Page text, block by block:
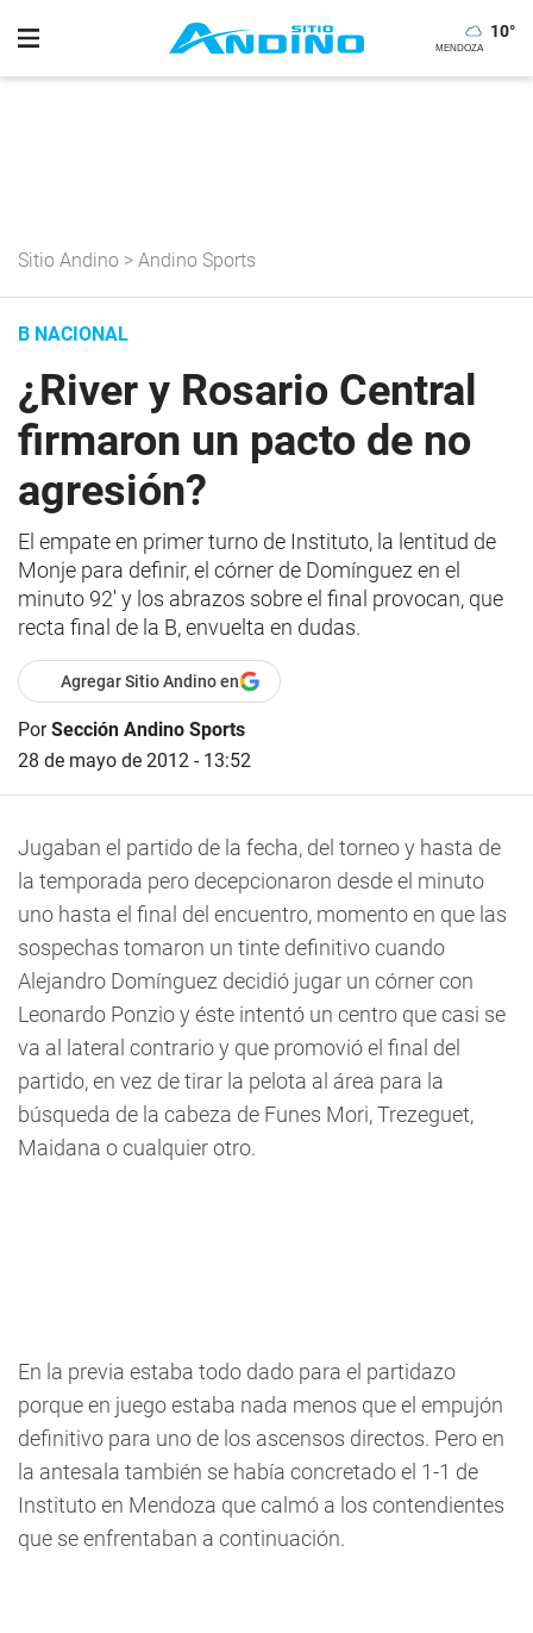
10°
Sitio Andino > Andino Sports
B NACIONAL
¿River y Rosario Central
firmaron un pacto de no
agresión?
El empate en primer turno de Instituto, la lentitud de
Monje para definir, el córner de Domínguez en el
minuto 92' y los abrazos sobre el final provocan, que
recta final de la B, envuelta en dudas.
Agregar Sitio Andino en
PorSección Andino Sports
28 de mayo de 2012 - 13:52
Jugaban el partido de la fecha, del torneo y hasta de
la temporada pero decepcionaron desde el minuto
uno hasta el final del encuentro, momento en que las
sospechas tomaron un tinte definitivo cuando
Alejandro Domínguez decidió jugar un córner con
Leonardo Ponzio y éste intentó un centro que casi se
va al lateral contrario y que promovió el final del
partido, en vez de tirar la pelota al área para la
búsqueda de la cabeza de Funes Mori, Trezeguet,
Maidana o cualquier otro.
En la previa estaba todo dado para el partidazo
porque en juego estaba nada menos que el empujón
definitivo para uno de los ascensos directos. Pero en
la antesala también se había concretado el 1-1 de
Instituto en Mendoza que calmó a los contendientes
que se enfrentaban a continuación.